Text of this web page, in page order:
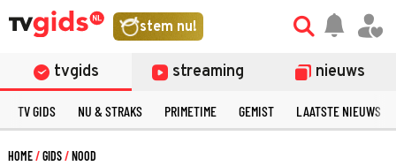
stem nu!
tvgids streaming nieuws
TV GIDS NU & STRAKS PRIMETIME GEMIST LAATSTE NIEUWS
HOME GIDS NOOD